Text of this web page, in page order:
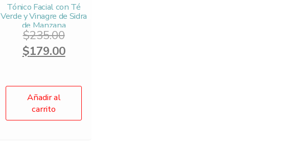
Tónico Facial con Té
Verde y Vinagre de Sidra
de Manzana
$235.00Original
price
$235.00.
$179.00Current
is:
Añadir al
carrito